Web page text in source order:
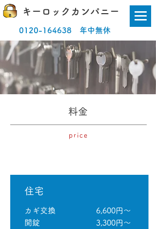
キーロックカンパニー
0120-164638 年中無休
​料金
price
​住宅
​カギ交換
開錠
​6,600円～
3,300円～